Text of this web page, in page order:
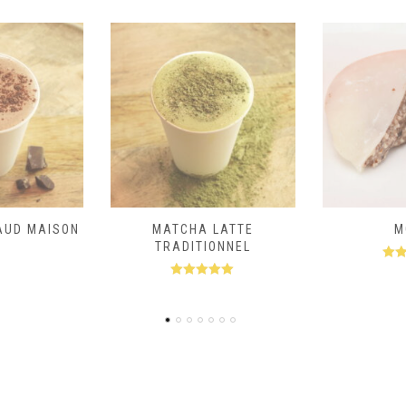
MOCHI
Note5.00